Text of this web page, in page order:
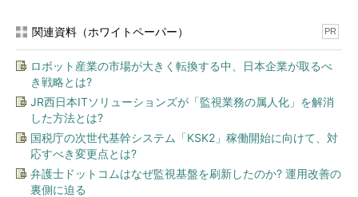
関連資料（ホワイトペーパー） PR
ロボット産業の市場が大きく転換する中、日本企業が取るべ
き戦略とは?
JR西日本ITソリューションズが「監視業務の属人化」を解消
した方法とは?
国税庁の次世代基幹システム「KSK2」稼働開始に向けて、対
応すべき変更点とは?
弁護士ドットコムはなぜ監視基盤を刷新したのか? 運用改善の
裏側に迫る